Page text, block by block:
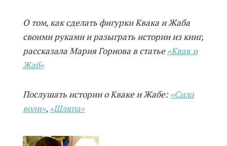
О том, как сделать фигурки Квака и Жаба
своими руками и разыграть истории из книг,
рассказала Мария Горнова в статье«Квак и
Жаб»
Послушать истории о Кваке и Жабе:«Сила
воли», «Шляпа»